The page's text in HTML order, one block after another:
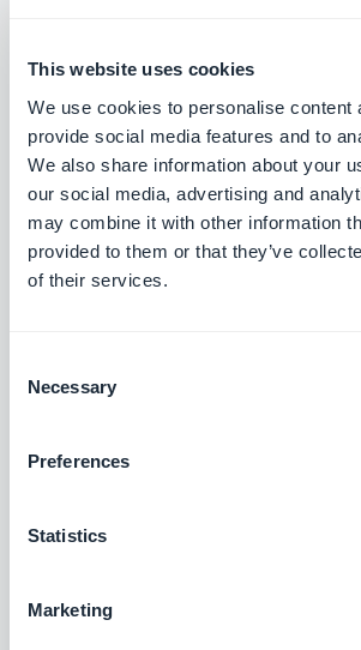
This website uses cookies
We use cookies to personalise content
provide social media features and to
We also share information about your
our social media, advertising and
may combine it with other information
provided to them or that they’ve
of their services.
Selection
Necessary
Preferences
Statistics
Marketing
à votre place. Si vous choisissez
s’en occupe”, le processus
maximum. Il vous suffira
informations et nous
Nos formulaires, intégrés